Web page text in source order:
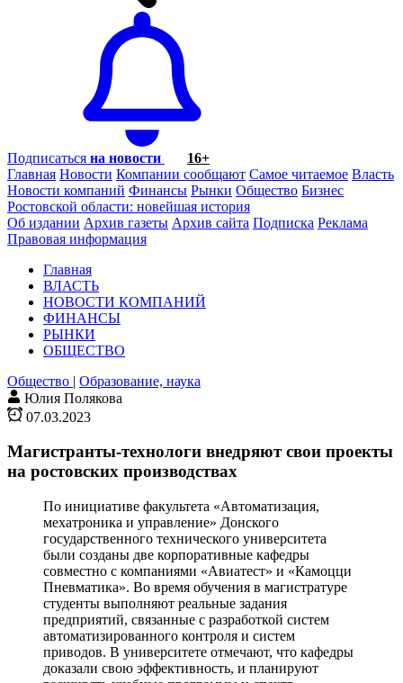
Подписаться на новости
16+
Главная Новости Компании сообщают Самое читаемое Власть
Новости компаний Финансы Рынки Общество Бизнес
Ростовской области: новейшая история
Об издании Архив газеты Архив сайта Подписка Реклама
Правовая информация
Главная
ВЛАСТЬ
НОВОСТИ КОМПАНИЙ
ФИНАНСЫ
РЫНКИ
ОБЩЕСТВО
Общество | Образование, наука
Юлия Полякова
07.03.2023
Магистранты-технологи внедряют свои проекты
на ростовских производствах
По инициативе факультета «Автоматизация,
мехатроника и управление» Донского
государственного технического университета
были созданы две корпоративные кафедры
совместно с компаниями «Авиатест» и «Камоцци
Пневматика». Во время обучения в магистратуре
студенты выполняют реальные задания
предприятий, связанные с разработкой систем
автоматизированного контроля и систем
приводов. В университете отмечают, что кафедры
доказали свою эффективность, и планируют